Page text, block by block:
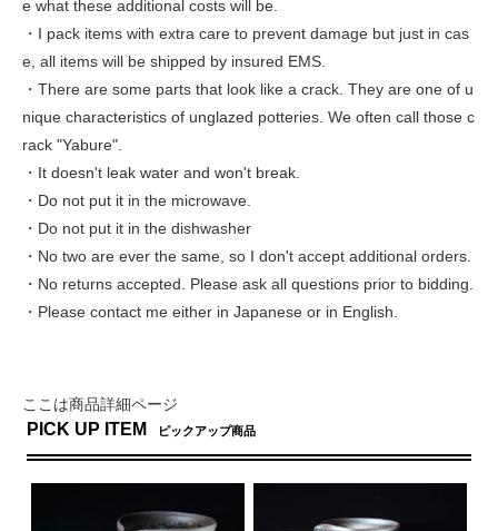
e what these additional costs will be.
・I pack items with extra care to prevent damage but just in cas
e, all items will be shipped by insured EMS.
・There are some parts that look like a crack. They are one of u
nique characteristics of unglazed potteries. We often call those c
rack "Yabure".
・It doesn't leak water and won't break.
・Do not put it in the microwave.
・Do not put it in the dishwasher
・No two are ever the same, so I don't accept additional orders.
・No returns accepted. Please ask all questions prior to bidding.
・Please contact me either in Japanese or in English.
ここは商品詳細ページ
PICK UP ITEM ピックアップ商品